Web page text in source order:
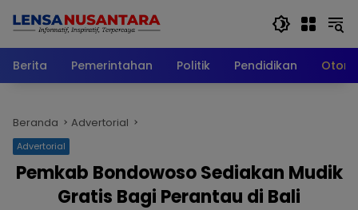
Berita
Pemerintahan Politik Pendidikan
Beranda Advertorial
Advertorial
Pemkab Bondowoso Sediakan Mudik
Gratis Bagi Perantau di Bali